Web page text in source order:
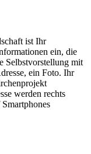
ist Ihr
ein, die
Selbstvorstellung mit
ein Foto. Ihr
werden rechts